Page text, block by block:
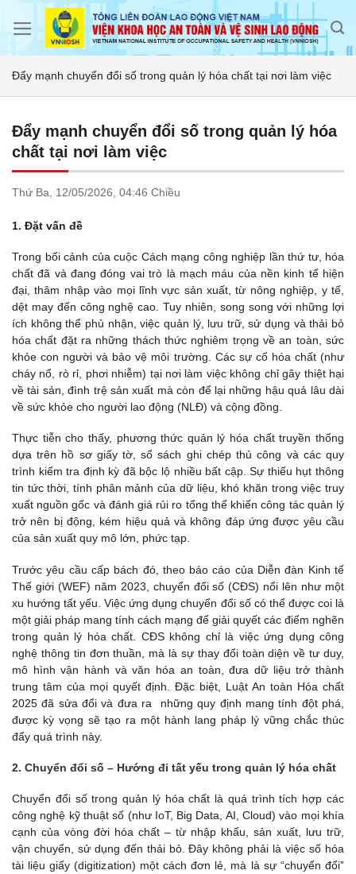
Đẩy mạnh chuyển đổi số trong quản lý hóa chất tại nơi làm việc
Đẩy mạnh chuyển đổi số trong quản lý hóa
chất tại nơi làm việc
Thứ Ba, 12/05/2026, 04:46 Chiều
1. Đặt vấn đề
Trong bối cảnh của cuộc Cách mạng công nghiệp lần thứ tư, hóa
chất đã và đang đóng vai trò là mạch máu của nền kinh tế hiện
đại, thâm nhập vào mọi lĩnh vực sản xuất, từ nông nghiệp, y tế,
dệt may đến công nghệ cao. Tuy nhiên, song song với những lợi
ích không thể phủ nhận, việc quản lý, lưu trữ, sử dụng và thải bỏ
hóa chất đặt ra những thách thức nghiêm trọng về an toàn, sức
khỏe con người và bảo vệ môi trường. Các sự cố hóa chất (như
cháy nổ, rò rỉ, phơi nhiễm) tại nơi làm việc không chỉ gây thiệt hại
về tài sản, đình trệ sản xuất mà còn để lại những hậu quả lâu dài
về sức khỏe cho người lao động (NLĐ) và cộng đồng.
Thực tiễn cho thấy, phương thức quản lý hóa chất truyền thống
dựa trên hồ sơ giấy tờ, sổ sách ghi chép thủ công và các quy
trình kiểm tra định kỳ đã bộc lộ nhiều bất cập. Sự thiếu hụt thông
tin tức thời, tính phân mảnh của dữ liệu, khó khăn trong việc truy
xuất nguồn gốc và đánh giá rủi ro tổng thể khiến công tác quản lý
trở nên bị động, kém hiệu quả và không đáp ứng được yêu cầu
của sản xuất quy mô lớn, phức tạp.
Trước yêu cầu cấp bách đó, theo báo cáo của Diễn đàn Kinh tế
Thế giới (WEF) năm 2023, chuyển đổi số (CĐS) nổi lên như một
xu hướng tất yếu. Việc ứng dụng chuyển đổi số có thể được coi là
một giải pháp mang tính cách mạng để giải quyết các điểm nghẽn
trong quản lý hóa chất. CĐS không chỉ là việc ứng dụng công
nghệ thông tin đơn thuần, mà là sự thay đổi toàn diện về tư duy,
mô hình vận hành và văn hóa an toàn, đưa dữ liệu trở thành
trung tâm của mọi quyết định. Đặc biệt, Luật An toàn Hóa chất
2025 đã sửa đổi và đưa ra những quy định mang tính đột phá,
được kỳ vọng sẽ tạo ra một hành lang pháp lý vững chắc thúc
đẩy quá trình này.
2. Chuyển đổi số – Hướng đi tất yếu trong quản lý hóa chất
Chuyển đổi số trong quản lý hóa chất là quá trình tích hợp các
công nghệ kỹ thuật số (như IoT, Big Data, AI, Cloud) vào mọi khía
cạnh của vòng đời hóa chất – từ nhập khẩu, sản xuất, lưu trữ,
vận chuyển, sử dụng đến thải bỏ. Đây không phải là việc số hóa
tài liệu giấy (digitization) một cách đơn lẻ, mà là sự “chuyển đổi”